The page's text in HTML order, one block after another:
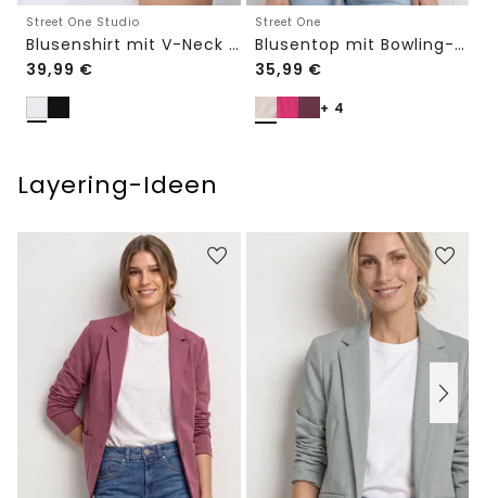
Street One Studio
Blusenshirt mit V-Neck und Spitze
39,99 €
Street One
Blusentop mit Bowling-Kragen und Knoten
35,99 €
+ 4
Layering-Ideen